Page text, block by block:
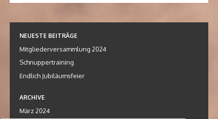
NEUESTE BEITRÄGE
Mitgliederversammlung 2024
Schnuppertraining
Endlich Jubiläumsfeier
ARCHIVE
März 2024